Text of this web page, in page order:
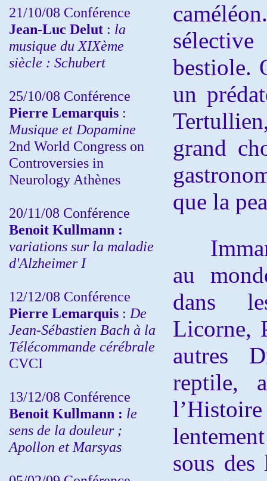
21/10/08 Conférence
Jean-Luc Delut : la
musique du XIXème
siècle : Schubert
25/10/08 Conférence
Pierre Lemarquis :
Musique et Dopamine
2nd World Congress on
Controversies in
Neurology Athènes
20/11/08 Conférence
Benoit Kullmann :
variations sur la maladie
d'Alzheimer I
12/12/08 Conférence
Pierre Lemarquis : De
Jean-Sébastien Bach à la
Télécommande cérébrale
CVCI
13/12/08 Conférence
Benoit Kullmann : le
sens de la douleur ;
Apollon et Marsyas
bestiole.
un
grand
que la
au
dans
Licorne,
autres
reptile,
sous des